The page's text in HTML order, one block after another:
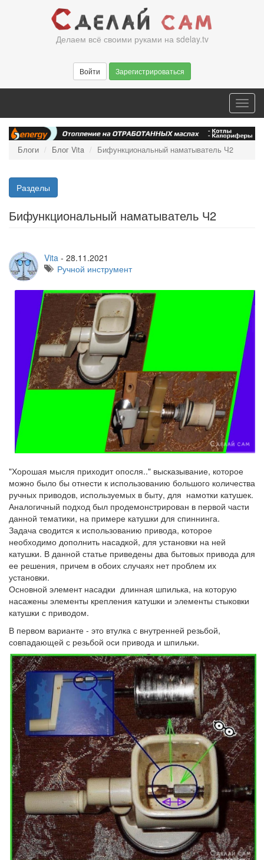
Делаем всё своими руками на sdelay.tv
Войти Зарегистрироваться
Блоги Блог Vita Бифункциональный наматыватель Ч2
Разделы
Бифункциональный наматыватель Ч2
Vita - 28.11.2021
Ручной инструмент
"Хорошая мысля приходит опосля.." высказывание, которое
можно было бы отнести к использованию большого количества
ручных приводов, используемых в быту, для намотки катушек.
Аналогичный подход был продемонстрирован в первой части
данной тематики, на примере катушки для спиннинга.
Задача сводится к использованию привода, которое
необходимо дополнить насадкой, для установки на ней
катушки. В данной статье приведены два бытовых привода для
ее решения, причем в обоих случаях нет проблем их
установки.
Основной элемент насадки длинная шпилька, на которую
насажены элементы крепления катушки и элементы стыковки
катушки с приводом.
В первом варианте - это втулка с внутренней резьбой,
совпадающей с резьбой оси привода и шпильки.